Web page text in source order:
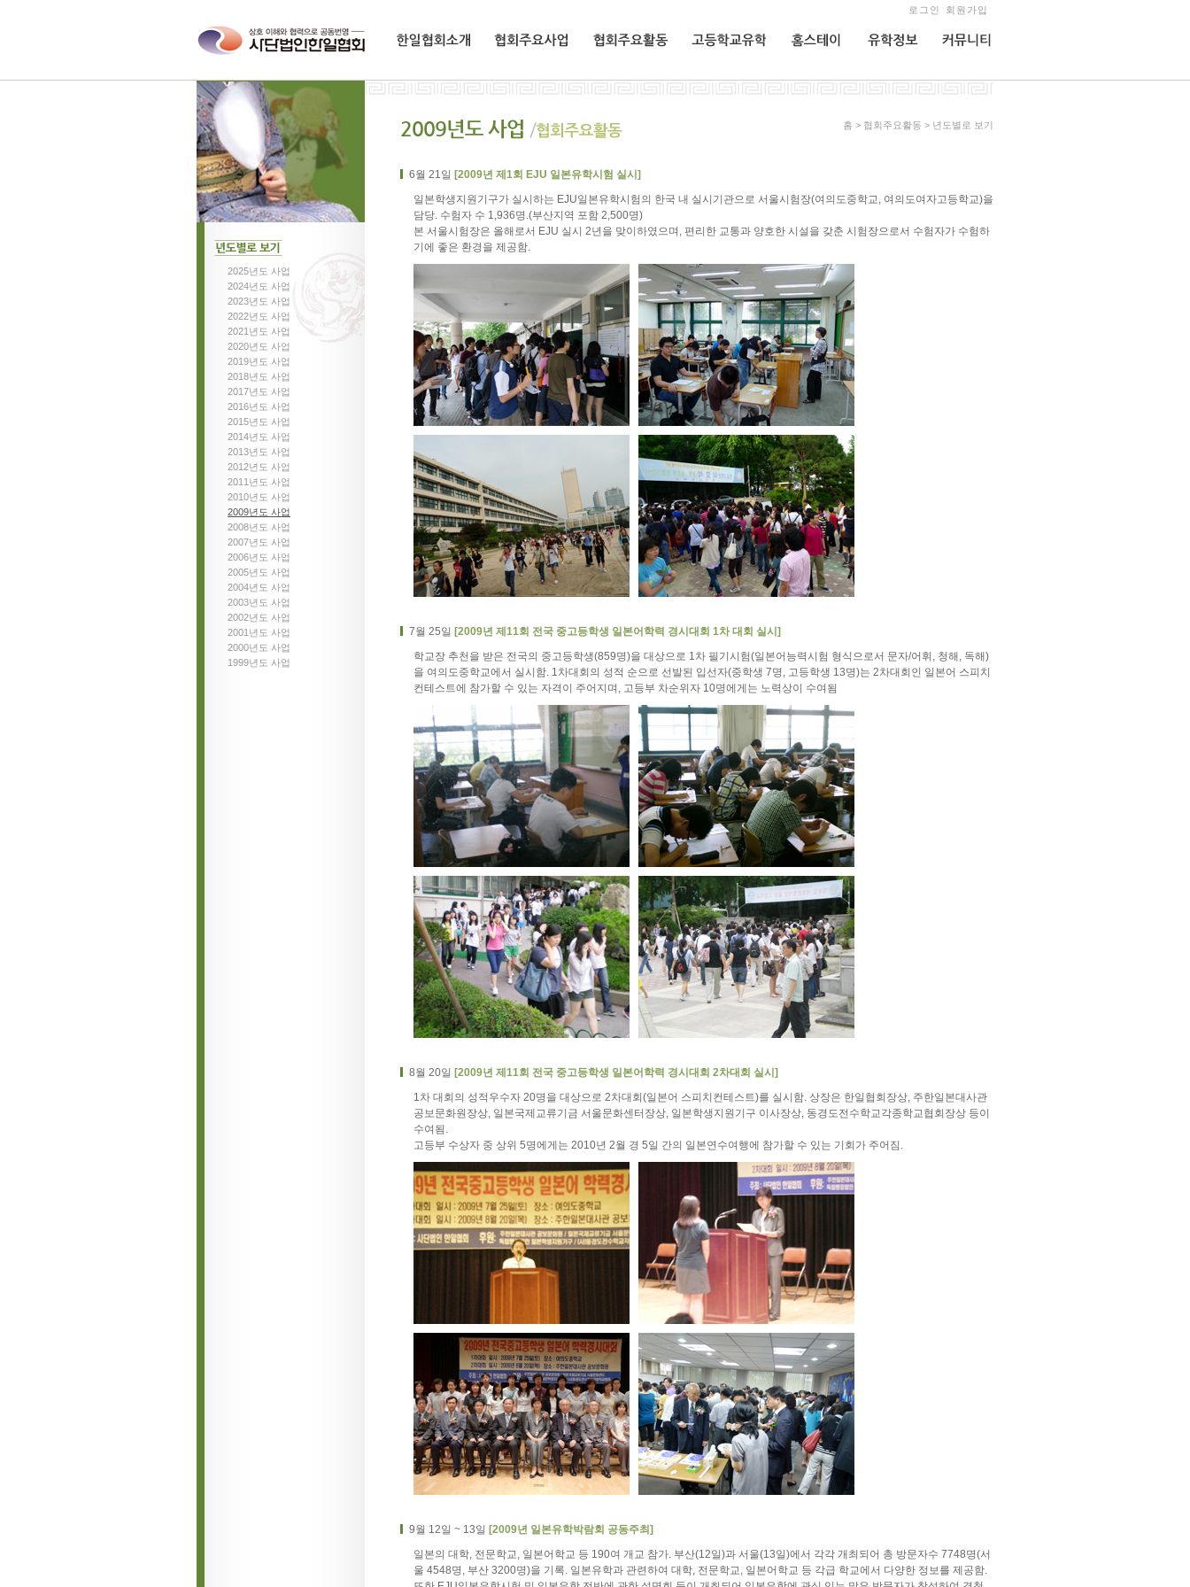
로그인 회원가입
년도별로보기
2025년도 사업
2024년도 사업
2023년도 사업
2022년도 사업
2021년도 사업
2020년도 사업
2019년도 사업
2018년도 사업
2017년도 사업
2016년도 사업
2015년도 사업
2014년도 사업
2013년도 사업
2012년도 사업
2011년도 사업
2010년도 사업
2009년도 사업
2008년도 사업
2007년도 사업
2006년도 사업
2005년도 사업
2004년도 사업
2003년도 사업
2002년도 사업
2001년도 사업
2000년도 사업
1999년도 사업
홈 > 협회주요활동 > 년도별로 보기
6월 21일 [2009년 제1회 EJU 일본유학시험 실시]
일본학생지원기구가 실시하는 EJU일본유학시험의 한국 내 실시기관으로 서울시험장(여의도중학교, 여의도여자고등학교)을
담당. 수험자 수 1,936명.(부산지역 포함 2,500명)
본 서울시험장은 올해로서 EJU 실시 2년을 맞이하였으며, 편리한 교통과 양호한 시설을 갖춘 시험장으로서 수험자가 수험하
기에 좋은 환경을 제공함.
7월 25일 [2009년 제11회 전국 중고등학생 일본어학력 경시대회 1차 대회 실시]
학교장 추천을 받은 전국의 중고등학생(859명)을 대상으로 1차 필기시험(일본어능력시험 형식으로서 문자/어휘, 청해, 독해)
을 여의도중학교에서 실시함. 1차대회의 성적 순으로 선발된 입선자(중학생 7명, 고등학생 13명)는 2차대회인 일본어 스피치
컨테스트에 참가할 수 있는 자격이 주어지며, 고등부 차순위자 10명에게는 노력상이 수여됨
8월 20일 [2009년 제11회 전국 중고등학생 일본어학력 경시대회 2차대회 실시]
1차 대회의 성적우수자 20명을 대상으로 2차대회(일본어 스피치컨테스트)를 실시함. 상장은 한일협회장상, 주한일본대사관
공보문화원장상, 일본국제교류기금 서울문화센터장상, 일본학생지원기구 이사장상, 동경도전수학교각종학교협회장상 등이
수여됨.
고등부 수상자 중 상위 5명에게는 2010년 2월 경 5일 간의 일본연수여행에 참가할 수 있는 기회가 주어짐.
9월 12일 ~ 13일 [2009년 일본유학박람회 공동주최]
일본의 대학, 전문학교, 일본어학교 등 190여 개교 참가. 부산(12일)과 서울(13일)에서 각각 개최되어 총 방문자수 7748명(서
울 4548명, 부산 3200명)을 기록. 일본유학과 관련하여 대학, 전문학교, 일본어학교 등 각급 학교에서 다양한 정보를 제공함.